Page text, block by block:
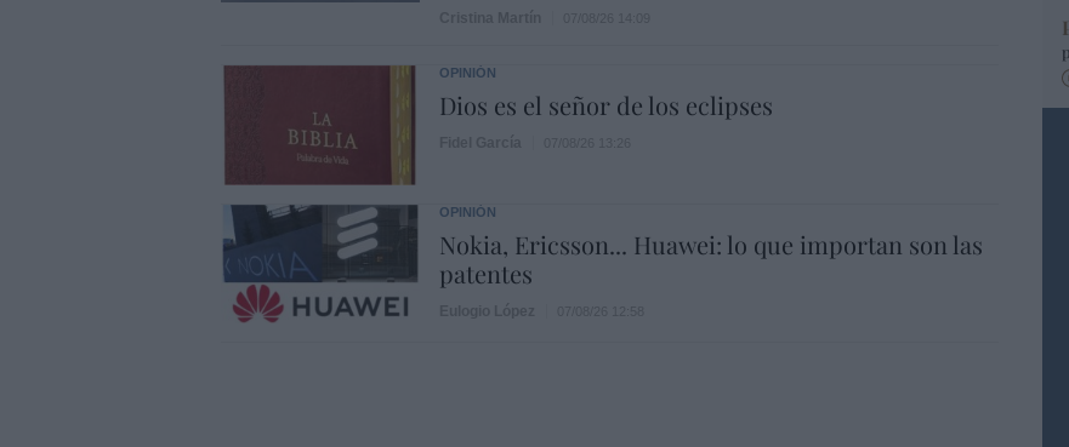
OPINIÓN
Dios es el señor de los eclipses
OPINIÓN
Nokia, Ericsson... Huawei: lo que importan son las
patentes